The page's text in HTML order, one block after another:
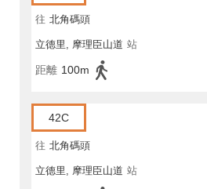
往 北角碼頭
立德里, 摩理臣山道 站
距離 100m
42C
往 北角碼頭
立德里, 摩理臣山道 站